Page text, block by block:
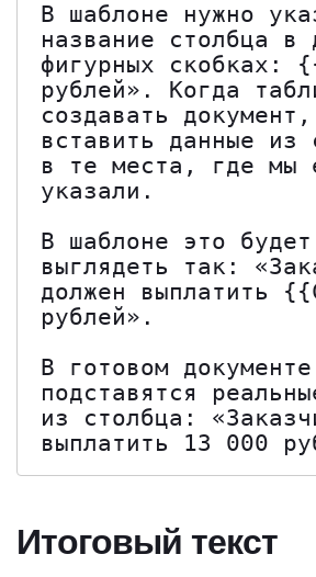
В шаблоне нужно
название столбца в
фигурных скобках:
рублей». Когда
создавать
вставить данные из
в те места, где мы
указали.
В шаблоне это будет
выглядеть так:
должен выплатить
рублей».
В готовом
подставятся
из столбца:
выплатить 13 000
Итоговый текст